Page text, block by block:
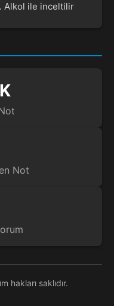
Alkol ile inceltilir
Not
hakları saklıdır.